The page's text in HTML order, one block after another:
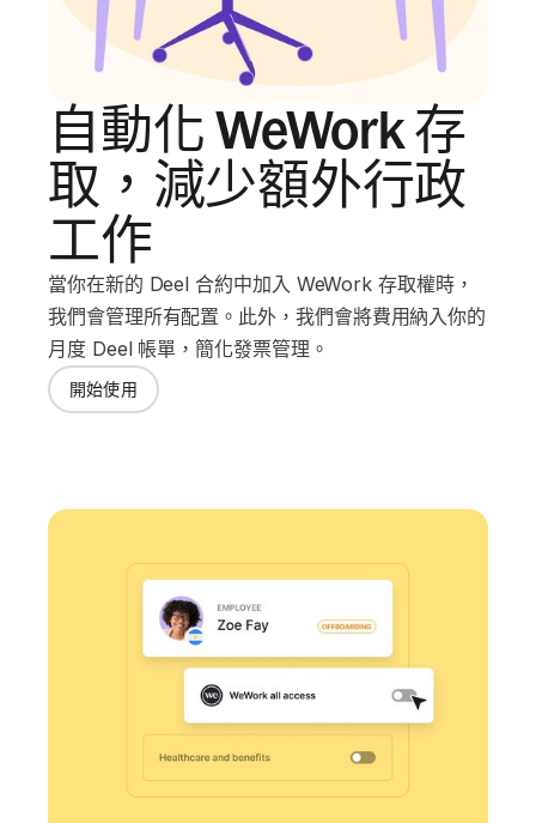
自動化 WeWork 存
取，減少額外行政
工作
當你在新的 Deel 合約中加入 WeWork 存取權時，
我們會管理所有配置。此外，我們會將費用納入你的
月度 Deel 帳單，簡化發票管理。
開始使用